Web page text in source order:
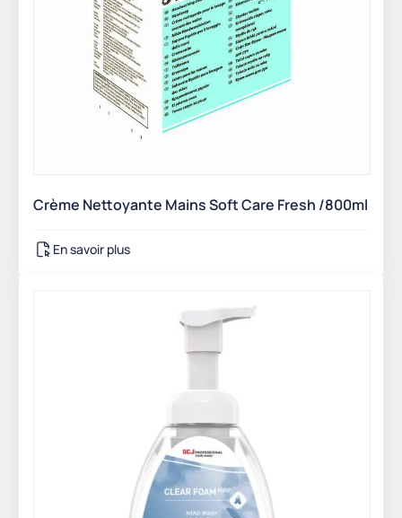
Crème Nettoyante Mains Soft Care Fresh /800ml
En savoir plus